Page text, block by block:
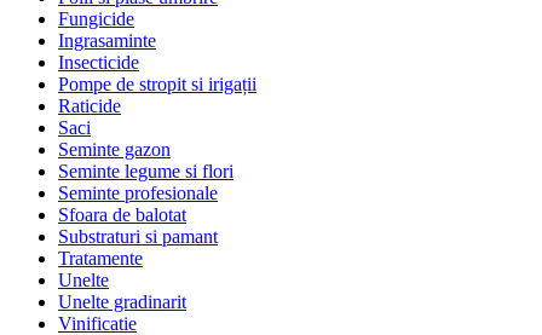
Fungicide
Ingrasaminte
Insecticide
Pompe de stropit si irigații
Raticide
Saci
Seminte gazon
Seminte legume si flori
Seminte profesionale
Sfoara de balotat
Substraturi si pamant
Tratamente
Unelte
Unelte gradinarit
Vinificatie